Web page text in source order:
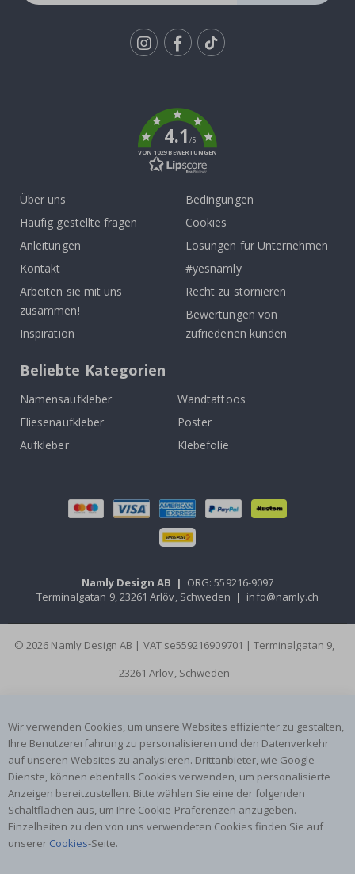
4.1/5
VON 1029 BEWERTUNGEN
Über uns
Häufig gestellte fragen
Anleitungen
Kontakt
Arbeiten sie mit uns
zusammen!
Inspiration
Bedingungen
Cookies
Lösungen für Unternehmen
#yesnamly
Recht zu stornieren
Bewertungen von
zufriedenen kunden
Beliebte Kategorien
Namensaufkleber
Wandtattoos
Fliesenaufkleber
Poster
Aufkleber
Klebefolie
Namly Design AB | ORG: 559216-9097
Terminalgatan 9, 23261 Arlöv, Schweden | info@namly.ch
© 2026 Namly Design AB | VAT se559216909701 | Terminalgatan 9,
23261 Arlöv, Schweden
Wir verwenden Cookies, um unsere Websites effizienter zu gestalten,
Ihre Benutzererfahrung zu personalisieren und den Datenverkehr
auf unseren Websites zu analysieren. Drittanbieter, wie Google-
Dienste, können ebenfalls Cookies verwenden, um personalisierte
Anzeigen bereitzustellen. Bitte wählen Sie eine der folgenden
Schaltflächen aus, um Ihre Cookie-Präferenzen anzugeben.
Einzelheiten zu den von uns verwendeten Cookies finden Sie auf
unserer Cookies-Seite.